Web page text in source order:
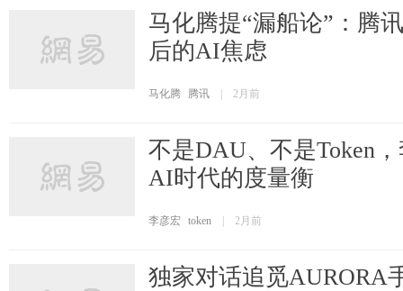
马化腾提“漏船论”：腾
后的AI焦虑
马化腾 腾讯 2月前
不是DAU、不是Token
AI时代的度量衡
李彦宏 token 2月前
独家对话追觅AURORA